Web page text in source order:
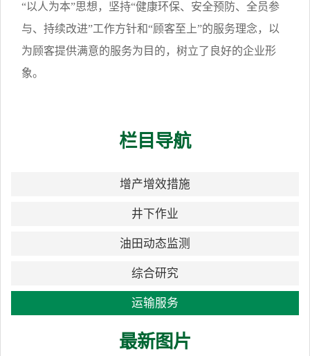
“以人为本”思想，坚持“健康环保、安全预防、全员参
与、持续改进”工作方针和“顾客至上”的服务理念，以
为顾客提供满意的服务为目的，树立了良好的企业形
象。
栏目导航
增产增效措施
井下作业
油田动态监测
综合研究
运输服务
最新图片